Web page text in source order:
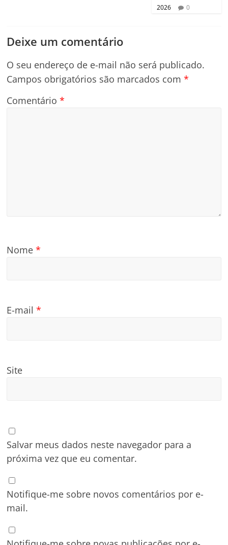
2026
0
Deixe um comentário
O seu endereço de e-mail não será publicado.
Campos obrigatórios são marcados com*
Comentário*
Nome*
E-mail*
Site
Salvar meus dados neste navegador para a
próxima vez que eu comentar.
Notifique-me sobre novos comentários por e-
mail.